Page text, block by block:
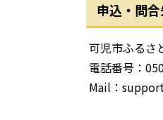
申込・問
可児市ふるさ
電話番号：
Mail：